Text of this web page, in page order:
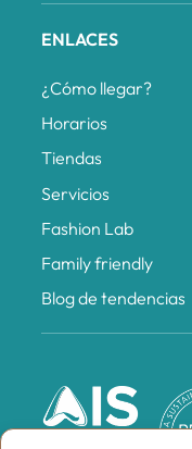
ENLACES
¿Cómo llegar?
Horarios
Tiendas
Servicios
Fashion Lab
Family friendly
Blog de tendencias